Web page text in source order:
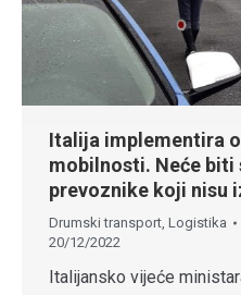
Italija implementira
mobilnosti. Neće biti
prevoznike koji nisu
Drumski transport, Logistika
20/12/2022
Italijansko vijeće